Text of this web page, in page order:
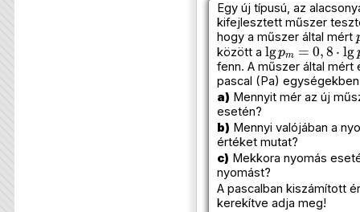
Egy új típusú, az
kifejlesztett műszer
hogy a műszer által mért
között a
lgpm=0,8⋅lgpv
fenn. A műszer által mért
pascal (Pa)
a) Mennyit mér az új
esetén?
b) Mennyi valójában a
értéket mutat?
c) Mekkora nyomás
nyomást?
A pascalban kiszámított
kerekítve adja meg!